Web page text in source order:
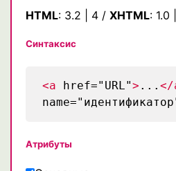
HTML: 3.2 4 / XHTML: 1.0
Синтаксис
<a href="URL"> ... </
Атрибуты